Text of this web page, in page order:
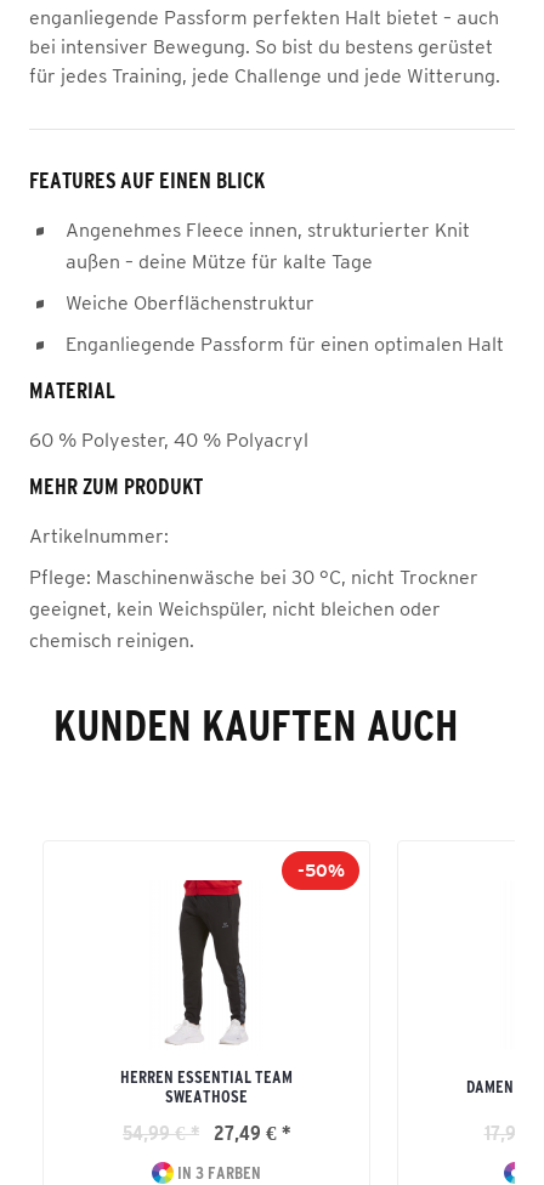
enganliegende Passform perfekten Halt bietet – auch
bei intensiver Bewegung. So bist du bestens gerüstet
für jedes Training, jede Challenge und jede Witterung.
FEATURES AUF EINEN BLICK
Angenehmes Fleece innen, strukturierter Knit
außen – deine Mütze für kalte Tage
Weiche Oberflächenstruktur
Enganliegende Passform für einen optimalen Halt
MATERIAL
60 % Polyester, 40 % Polyacryl
MEHR ZUM PRODUKT
Artikelnummer:
Pflege: Maschinenwäsche bei 30 °C, nicht Trockner
geeignet, kein Weichspüler, nicht bleichen oder
chemisch reinigen.
KUNDEN KAUFTEN AUCH
-50%
HERREN ESSENTIAL TEAM
SWEATHOSE
54,99 € * 27,49 € *
IN 3 FARBEN
DAMEN
17,99